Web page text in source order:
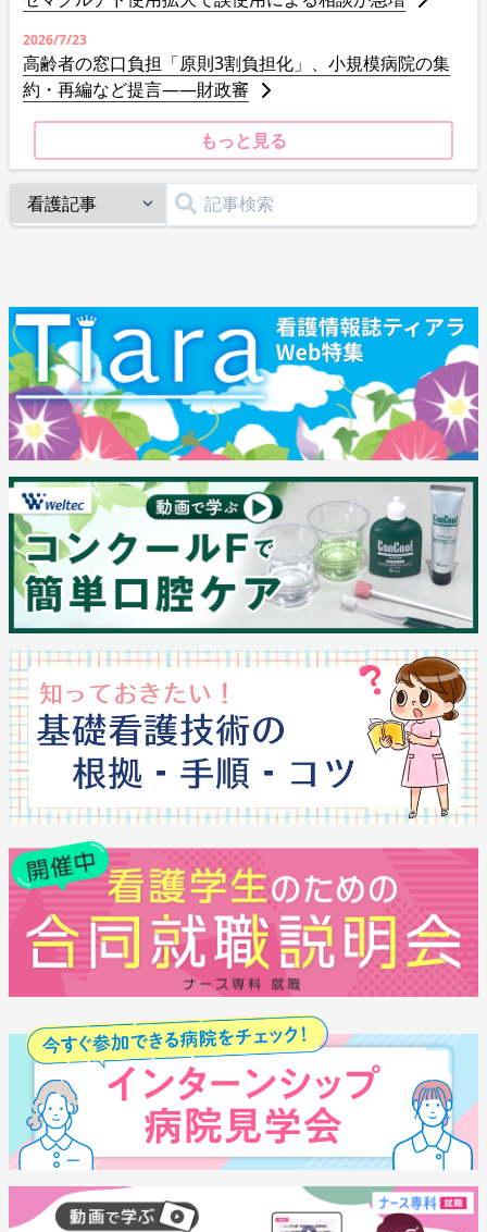
2026/7/23
高齢者の窓口負担「原則3割負担化」、小規模病院の集
約・再編など提言――財政審
もっと見る